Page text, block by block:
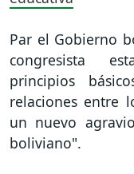
Par el Gobierno
congresista
principios
relaciones entre
un nuevo
boliviano".